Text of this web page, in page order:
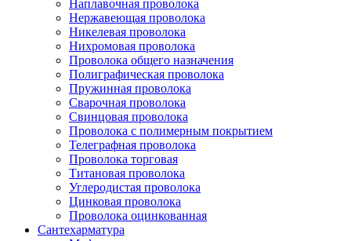
Наплавочная проволока
Нержавеющая проволока
Никелевая проволока
Нихромовая проволока
Проволока общего назначения
Полиграфическая проволока
Пружинная проволока
Сварочная проволока
Свинцовая проволока
Проволока с полимерным покрытием
Телеграфная проволока
Проволока торговая
Титановая проволока
Углеродистая проволока
Цинковая проволока
Проволока оцинкованная
Сантехарматура